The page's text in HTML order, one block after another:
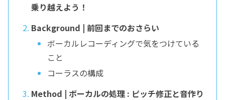
乗り越えよう！
Background | 前回までのおさらい
ボーカルレコーディングで気をつけている
こと
コーラスの構成
Method | ボーカルの処理 : ピッチ修正と音作り